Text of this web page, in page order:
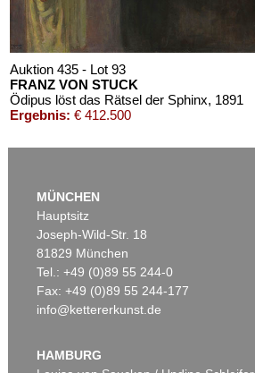
Auktion 435 - Lot 93
FRANZ VON STUCK
Ödipus löst das Rätsel der Sphinx, 1891
Ergebnis: € 412.500
Auktion 446 - Lot 20
Ergebnis:€ 375.000
MÜNCHEN
Hauptsitz
Joseph-Wild-Str. 18
81829 München
Tel.: +49 (0)89 55 244-0
Fax: +49 (0)89 55 244-177
info@kettererkunst.de
HAMBURG